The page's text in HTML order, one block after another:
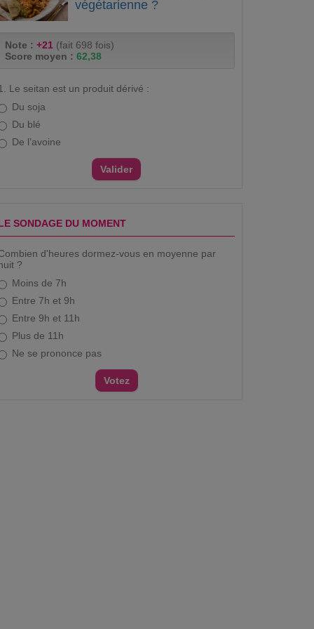
végétarienne ?
Note : +21 (fait 698 fois)
Score moyen : 62,38
Le seitan est un produit dérivé :
Du soja
Du blé
De l’avoine
SONDAGE DU MOMENT
d'heures dormez-vous en moyenne par
?
Moins de 7h
Entre 7h et 9h
Entre 9h et 11h
Plus de 11h
Ne se prononce pas